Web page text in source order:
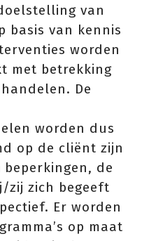
van
basis van kennis
worden
met betrekking
De
worden dus
op de cliënt zijn
de
zij zich begeeft
Er worden
op maat